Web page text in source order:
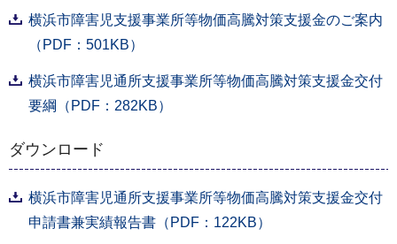
横浜市障害児支援事業所等物価高騰対策支援金のご案内
（PDF：501KB）
横浜市障害児通所支援事業所等物価高騰対策支援金交付
要綱（PDF：282KB）
ダウンロード
横浜市障害児通所支援事業所等物価高騰対策支援金交付
申請書兼実績報告書（PDF：122KB）